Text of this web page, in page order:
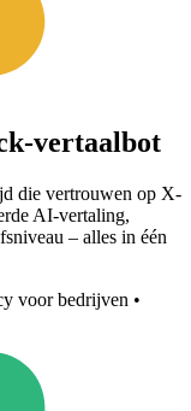
vertaalbot
die vertrouwen op X-
AI-vertaling,
– alles in één
voor bedrijven •